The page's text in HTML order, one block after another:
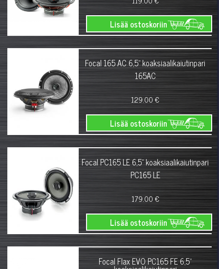
Lisää ostoskoriin
Focal 165 AC 6,5" koaksiaalikaiutinpari
165AC
129.00 €
Lisää ostoskoriin
Focal PC165 LE 6,5" koaksiaalikaiutinpari
PC165 LE
179.00 €
Lisää ostoskoriin
Focal Flax EVO PC165 FE 6,5"